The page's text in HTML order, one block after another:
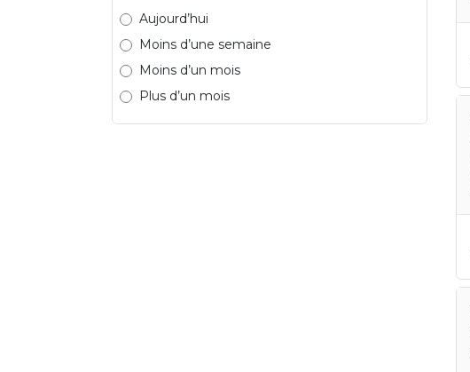
Aujourd’hui
Moins d’une semaine
Moins d’un mois
Plus d’un mois